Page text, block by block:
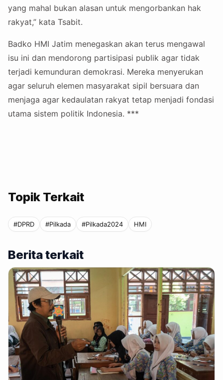
yang mahal bukan alasan untuk mengorbankan hak
rakyat,” kata Tsabit.
Badko HMI Jatim menegaskan akan terus mengawal
isu ini dan mendorong partisipasi publik agar tidak
terjadi kemunduran demokrasi. Mereka menyerukan
agar seluruh elemen masyarakat sipil bersuara dan
menjaga agar kedaulatan rakyat tetap menjadi fondasi
utama sistem politik Indonesia. ***
Topik Terkait
#DPRD #Pilkada #Pilkada2024 HMI
Berita terkait